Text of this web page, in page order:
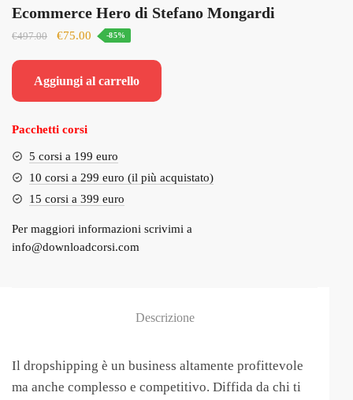
Ecommerce Hero di Stefano Mongardi
€497.00
Il
era:
€75.00 Il
è:
-85%
Aggiungi al carrello
Pacchetti corsi
5 corsi a 199 euro
10 corsi a 299 euro (il più acquistato)
15 corsi a 399 euro
Per maggiori informazioni scrivimi a
info@downloadcorsi.com
Descrizione
Il dropshipping è un business altamente profittevole
ma anche complesso e competitivo. Diffida da chi ti